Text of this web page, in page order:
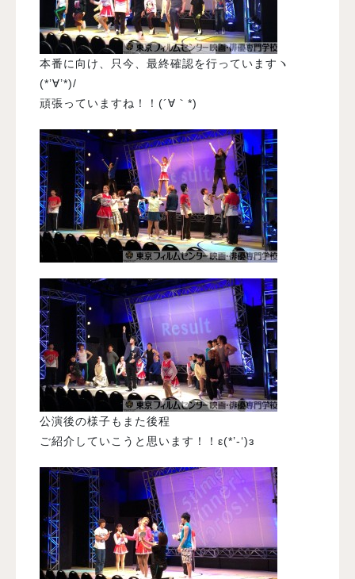
本番に向け、只今、最終確認を行っていますヽ
(*’∀’*)/
頑張っていますね！！(´∀｀*)
公演後の様子もまた後程
ご紹介していこうと思います！！ε(*’-‘)з